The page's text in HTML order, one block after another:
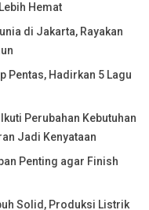
Hemat
di Jakarta, Rayakan
Pentas, Hadirkan 5 Lagu
Perubahan Kebutuhan
Jadi Kenyataan
Penting agar Finish
Solid, Produksi Listrik